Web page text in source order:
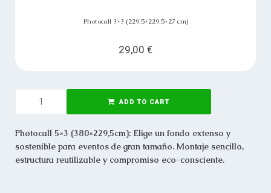
Photocall 3×3 (229,5×229,5×27 cm)
29,00 €
ADD TO CART
Photocall 5×3 (380×229,5cm): Elige un fondo extenso y
sostenible para eventos de gran tamaño. Montaje sencillo,
estructura reutilizable y compromiso eco-consciente.